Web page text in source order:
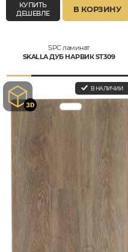
КУПИТЬ
ДЕШЕВЛЕ
В КОРЗИНУ
SPC ламинат
SKALLA ДУБ НАРВИК ST309
В НАЛИЧИИ